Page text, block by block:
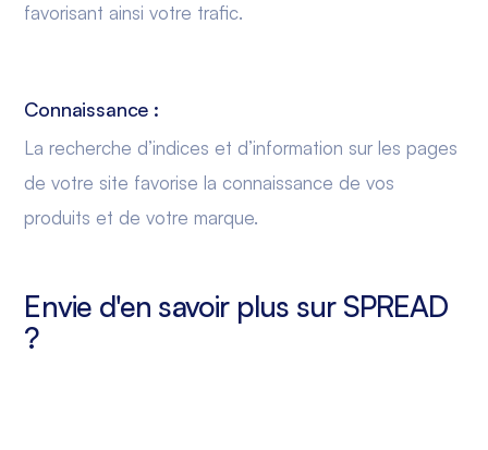
favorisant ainsi votre trafic.
Connaissance :
La recherche d’indices et d’information sur les pages
de votre site favorise la connaissance de vos
produits et de votre marque.
Envie d'en savoir plus sur SPREAD
?